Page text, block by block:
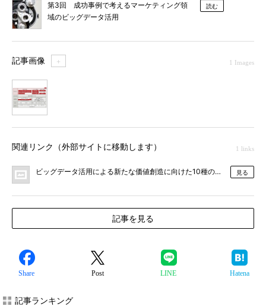
第3回 成功事例で考えるマーケティング領
域のビッグデータ活用
読む
記事画像 ＋ 1 Images
関連リンク（外部サイトに移動します） 1 links
ビッグデータ活用による新たな価値創造に向けた10種のオファリング
見る
記事を見る
Share Post LINE Hatena
記事ランキング